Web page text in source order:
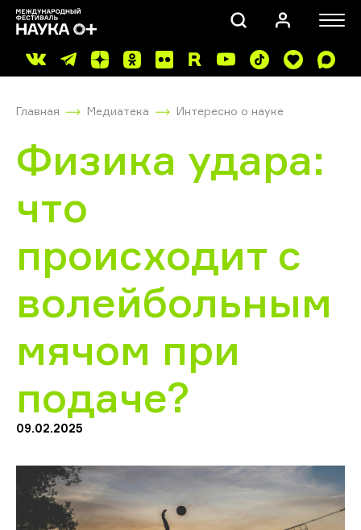
Главная Медиатека Интересно о науке
Физика удара:
что
происходит с
волейбольным
мячом при
подаче?
09.02.2025